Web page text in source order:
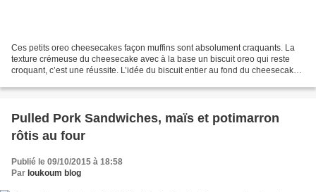
Ces petits oreo cheesecakes façon muffins sont absolument craquants. La
texture crémeuse du cheesecake avec à la base un biscuit oreo qui reste
croquant, c’est une réussite. L’idée du biscuit entier au fond du cheesecake
Pulled Pork Sandwiches, maïs et potimarron
rôtis au four
Publié le 09/10/2015 à 18:58
Par loukoum blog